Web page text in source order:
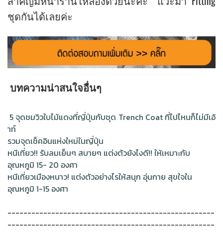
ชุดกันได้เลยค่ะ
บทความน่าสนใจอื่นๆ
5 จุดชมวิวใบไม้แดงที่ญี่ปุ่นกับชุด Trench Coat ที่ไปไหนก็ไม่มีเอ้
าท์
รวมจุดเช็คอินแห่งใหม่ในญี่ปุ่น
หนีเที่ยว!! รับลมเย็นๆ สบายๆ แต่งตัวยังไงดี!! ให้เหมาะกับ
อุณหภูมิ 15- 20 องศา
หนีเที่ยวเมืองหนาว! แต่งตัวอย่างไรให้สนุก อุ่นกาย สุขใจใน
อุณหภูมิ 1-15 องศา
----------------------------------------------------
----------------------------------------------------